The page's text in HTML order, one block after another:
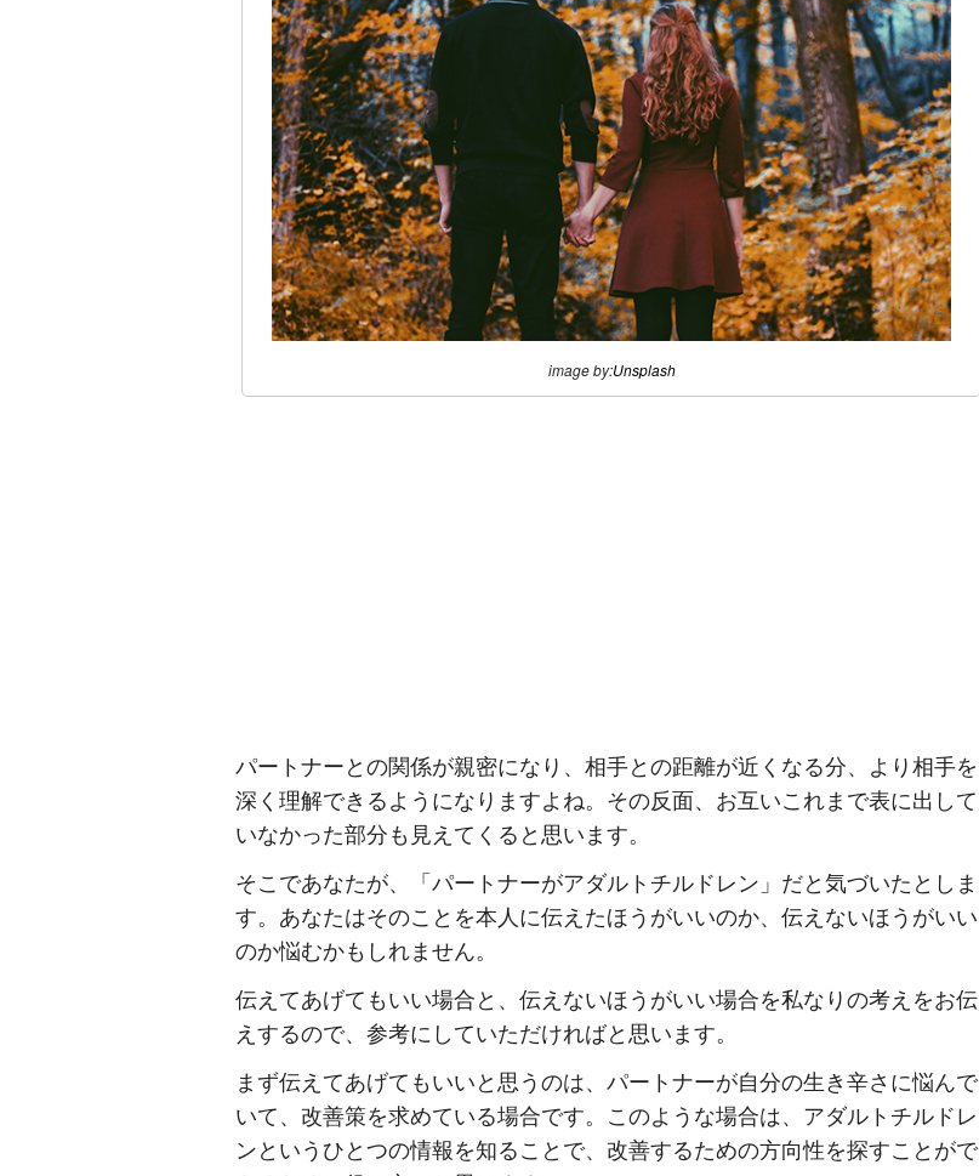
image by:Unsplash
パートナーとの関係が親密になり、相手との距離が近くなる分、より相手を
深く理解できるようになりますよね。その反面、お互いこれまで表に出して
いなかった部分も見えてくると思います。
そこであなたが、「パートナーがアダルトチルドレン」だと気づいたとしま
す。あなたはそのことを本人に伝えたほうがいいのか、伝えないほうがいい
のか悩むかもしれません。
伝えてあげてもいい場合と、伝えないほうがいい場合を私なりの考えをお伝
えするので、参考にしていただければと思います。
まず伝えてあげてもいいと思うのは、パートナーが自分の生き辛さに悩んで
いて、改善策を求めている場合です。このような場合は、アダルトチルドレ
ンというひとつの情報を知ることで、改善するための方向性を探すことがで